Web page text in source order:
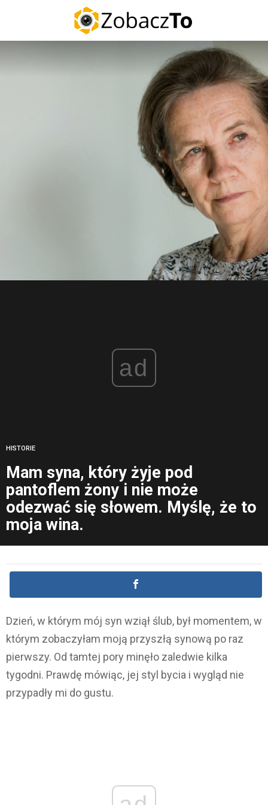
ad
HISTORIE
Mam syna, który żyje pod
pantoflem żony i nie może
odezwać się słowem. Myślę, że to
moja wina.
Dzień, w którym mój syn wziął ślub, był momentem, w
którym zobaczyłam moją przyszłą synową po raz
pierwszy. Od tamtej pory minęło zaledwie kilka
tygodni. Prawdę mówiąc, jej styl bycia i wygląd nie
przypadły mi do gustu.